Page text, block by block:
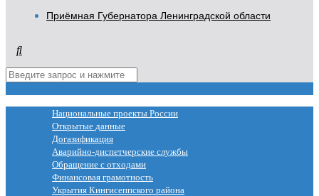
Приёмная Губернатора Ленинградской области
Национальные проекты России
Открытые данные
Догазификация
Аварийно-диспетчерские службы
Обращение с отходами
Финансовая грамотность
Укрытия Кингисеппского района